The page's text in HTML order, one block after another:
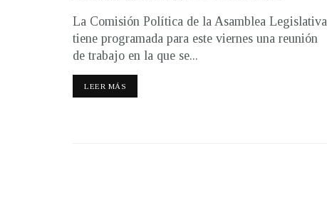
La Comisión Política de la Asamblea Legislativa
tiene programada para este viernes una reunión
de trabajo en la que se...
LEER MÁS